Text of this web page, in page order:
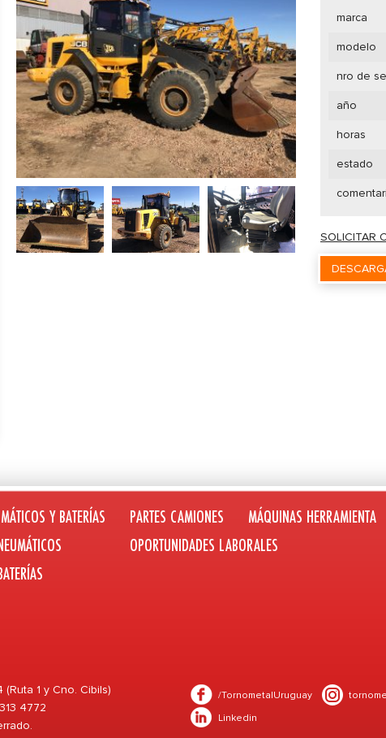
marca
modelo
nro de
año
horas
estado
SOLICITAR
Y BATERÍAS
PARTES CAMIONES MÁQUINAS HERRAMIENTA
OPORTUNIDADES LABORALES
1 y Cno. Cibils)
4772
/TornometalUruguay
Linkedin